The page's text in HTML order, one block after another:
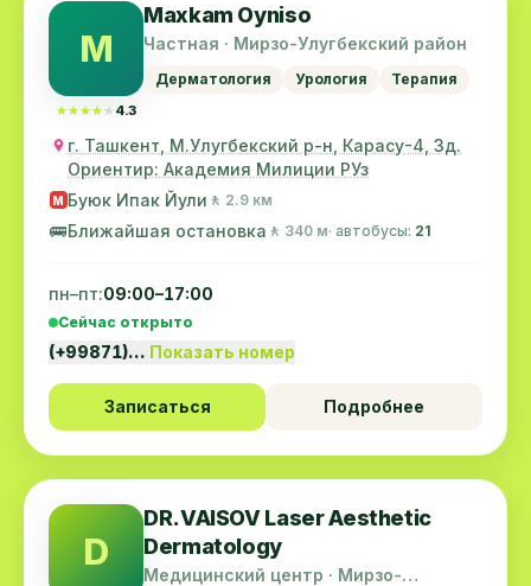
M
★★★★★
★★★★★ 4.3
Maxkam Oyniso
Частная · Мирзо-Улугбекский район
Дерматология Урология Терапия
г. Ташкент, М.Улугбекский р-н, Карасу-4, 3д.
Ориентир: Академия Милиции РУз
M Буюк Ипак Йули 🚶 2.9 км
🚌Ближайшая остановка 🚶 340 м· автобусы: 21
пн–пт:09:00–17:00
Сейчас открыто
(+99871)… Показать номер
Записаться Подробнее
D
DR.VAISOV Laser Aesthetic
Dermatology
Медицинский центр · Мирзо-